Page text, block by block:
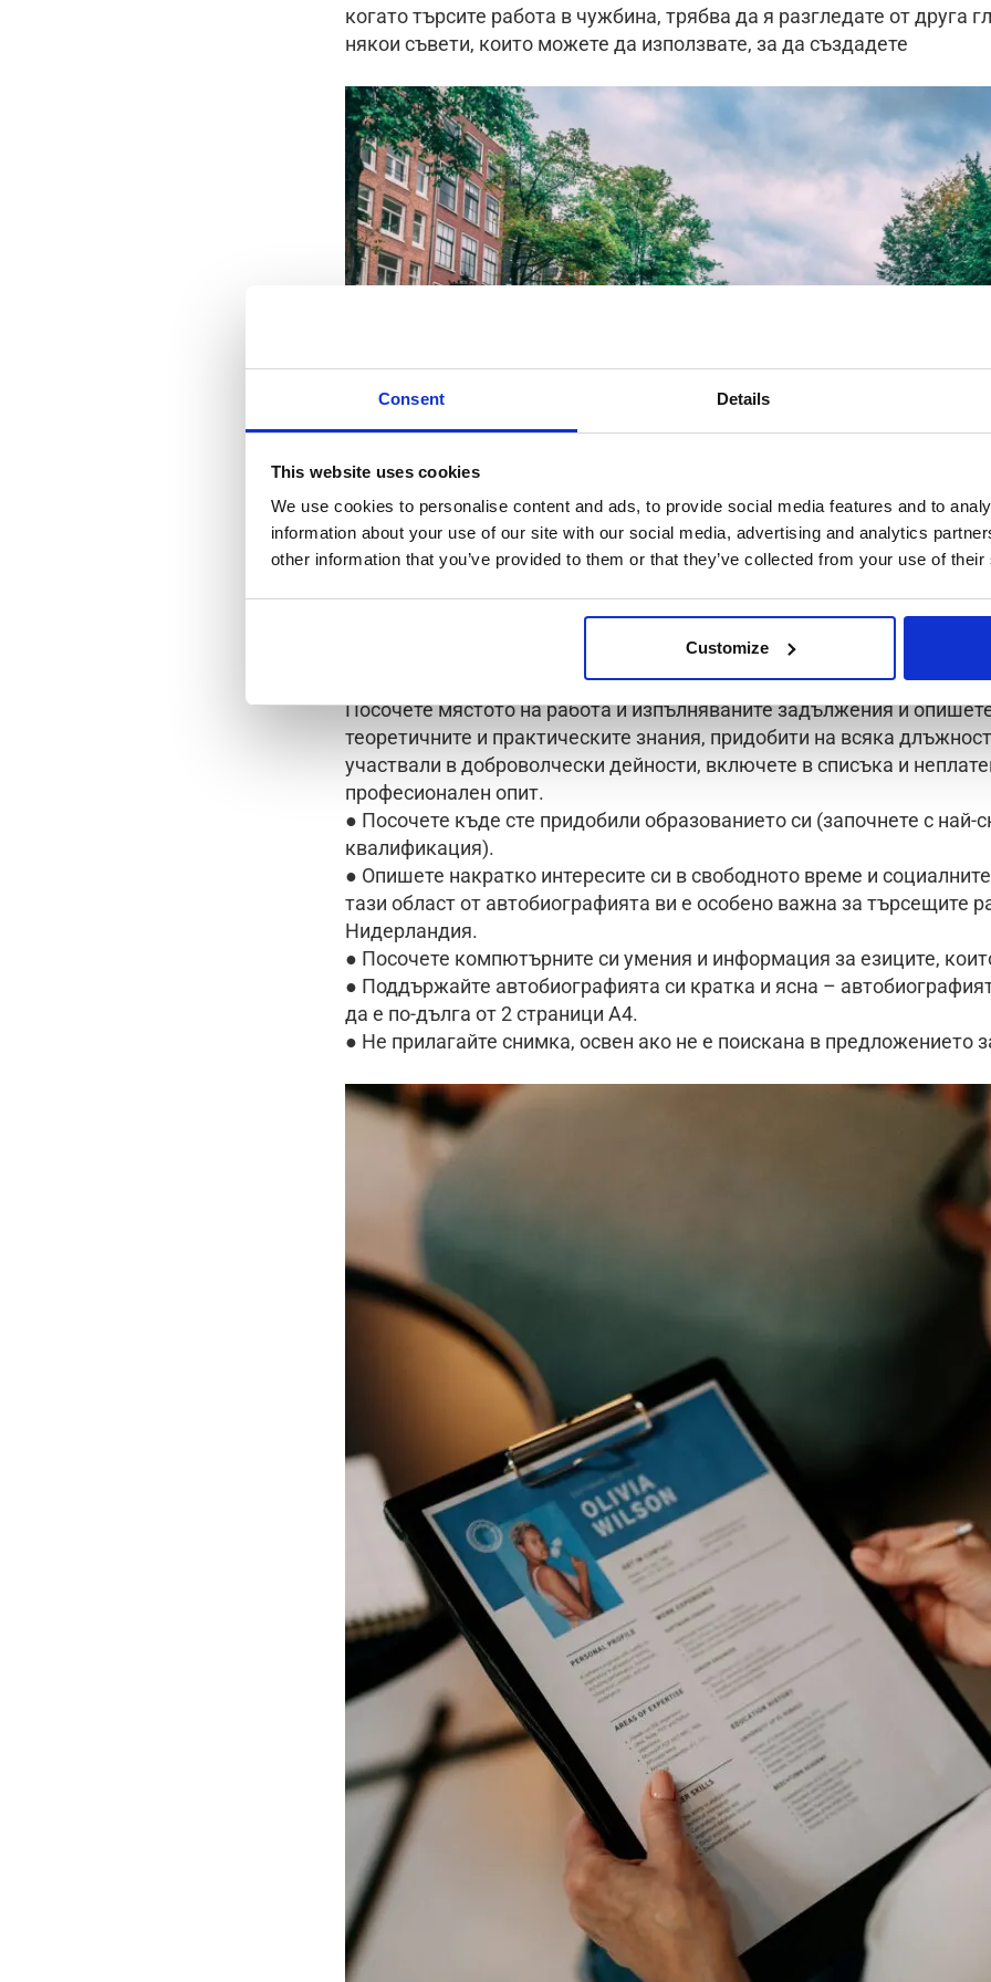
Consent Details
This website uses cookies
We use cookies to personalise content and ads, to provide social media features and to
information about your use of our site with our social media, advertising and analytics
other information that you’ve provided to them or that they’ve collected from your use of
Customize
когато търсите работа в чужбина, трябва да я разгледате от друга
някои съвети, които можете да използвате, за да създадете
Автобиография в Нидерландски стил:
● Опишете професионалния си опит (започнете с последните
Посочете мястото на работа и изпълняваните задължения и
теоретичните и практическите знания, придобити на всяка
участвали в доброволчески дейности, включете в списъка и
професионален опит.
● Посочете къде сте придобили образованието си (започнете с най-
квалификация).
● Опишете накратко интересите си в свободното време и
тази област от автобиографията ви е особено важна за търсещите
Нидерландия.
● Посочете компютърните си умения и информация за езиците,
● Поддържайте автобиографията си кратка и ясна –
да е по-дълга от 2 страници А4.
● Не прилагайте снимка, освен ако не е поискана в предложението